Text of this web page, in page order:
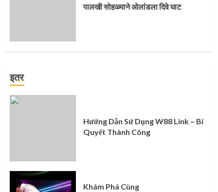
पालखी सोहळ्याने ओलांडला दिवे घाट
इतर
Hướng Dẫn Sử Dụng W88 Link – Bí
Quyết Thành Công
Khám Phá Cùng